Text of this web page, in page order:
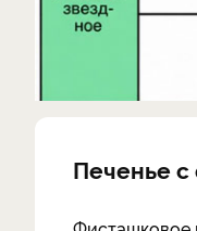
Печенье